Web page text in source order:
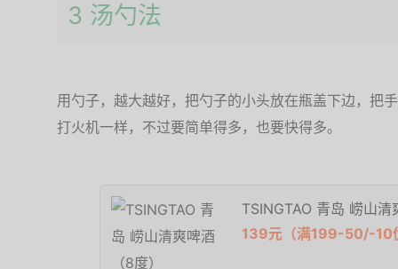
3 汤勺法
用勺子，越大越好，把勺子的小头放在瓶盖下边，把
打火机一样，不过要简单得多，也要快得多。
TSINGTAO 青岛 崂山
139元（满199-50/-10